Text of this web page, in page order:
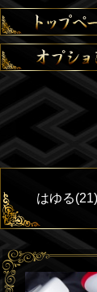
はゆる